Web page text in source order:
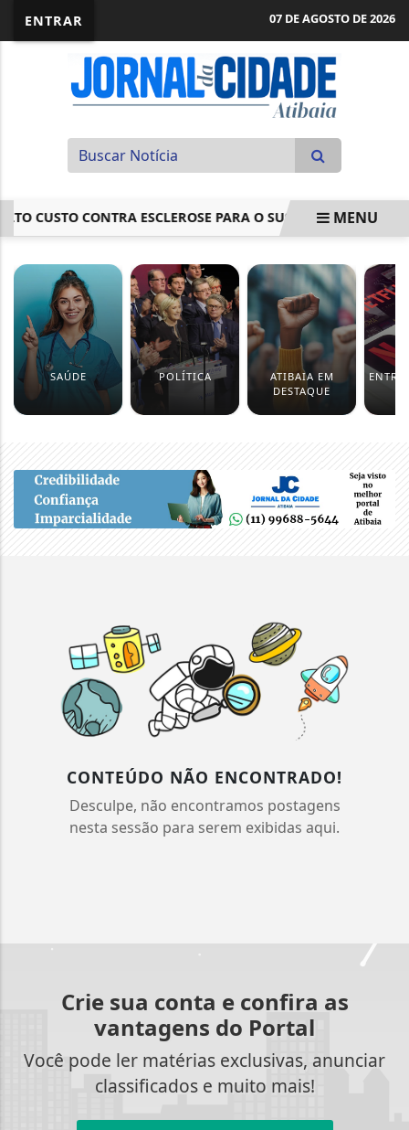
ENTRAR 07 DE AGOSTO DE 2026
CUSTO CONTRA ESCLEROSE PARA O SUS MENU
SAÚDE POLÍTICA
ATIBAIA EM
DESTAQUE
CONTEÚDO NÃO ENCONTRADO!
Desculpe, não encontramos postagens
nesta sessão para serem exibidas aqui.
Crie sua conta e confira as
vantagens do Portal
Você pode ler matérias exclusivas, anunciar
classificados e muito mais!